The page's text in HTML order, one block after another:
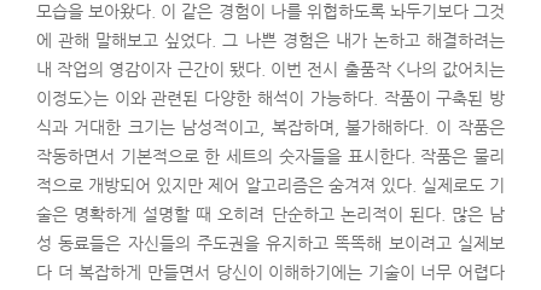
모습을 보아왔다. 이 같은 경험이 나를 위협하도록 놔두기보다 그것
에 관해 말해보고 싶었다. 그 나쁜 경험은 내가 논하고 해결하려는
내 작업의 영감이자 근간이 됐다. 이번 전시 출품작 <나의 값어치는
이정도>는 이와 관련된 다양한 해석이 가능하다. 작품이 구축된 방
식과 거대한 크기는 남성적이고, 복잡하며, 불가해하다. 이 작품은
작동하면서 기본적으로 한 세트의 숫자들을 표시한다. 작품은 물리
적으로 개방되어 있지만 제어 알고리즘은 숨겨져 있다. 실제로도 기
술은 명확하게 설명할 때 오히려 단순하고 논리적이 된다. 많은 남
성 동료들은 자신들의 주도권을 유지하고 똑똑해 보이려고 실제보
다 더 복잡하게 만들면서 당신이 이해하기에는 기술이 너무 어렵다